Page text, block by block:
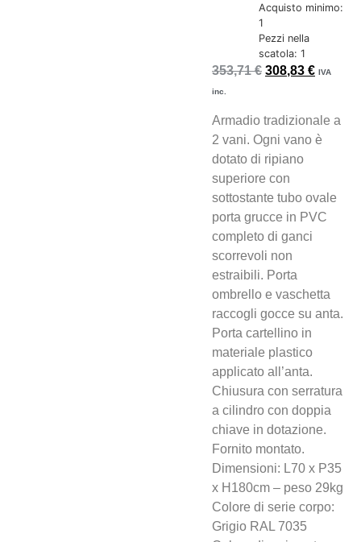
Acquisto minimo:
1
Pezzi nella
scatola: 1
353,71€ 308,83€ IVA
inc.
Armadio tradizionale a
2 vani. Ogni vano è
dotato di ripiano
superiore con
sottostante tubo ovale
porta grucce in PVC
completo di ganci
scorrevoli non
estraibili. Porta
ombrello e vaschetta
raccogli gocce su anta.
Porta cartellino in
materiale plastico
applicato all’anta.
Chiusura con serratura
a cilindro con doppia
chiave in dotazione.
Fornito montato.
Dimensioni: L70 x P35
x H180cm – peso 29kg
Colore di serie corpo:
Grigio RAL 7035